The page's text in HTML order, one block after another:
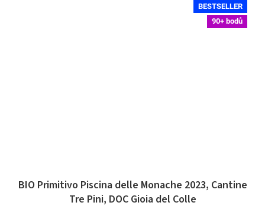
BESTSELLER
90+ bodů
BIO Primitivo Piscina delle Monache 2023, Cantine
Tre Pini, DOC Gioia del Colle